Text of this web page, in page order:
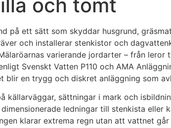
och tomt
på ett sätt som skyddar husgrund,
och installerar stenkistor och
varierande jordarter – från
Svenskt Vatten P110 och AMA
en trygg och diskret anläggning som
källarväggar, sättningar i mark och
ledningar till stenkista eller
klarar extrema regn utan att vattnet